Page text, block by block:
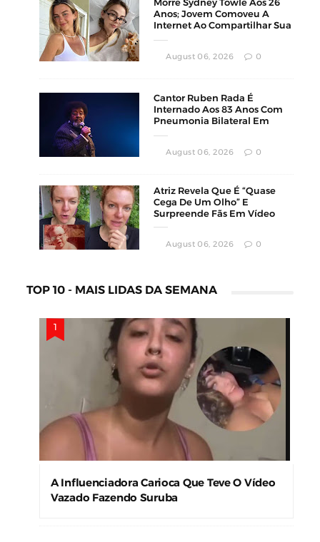
Morre Sydney Towle Aos 26
Anos; Jovem Comoveu A
Internet Ao Compartilhar Sua
August 06, 2026 0
Cantor Ruben Rada É
Internado Aos 83 Anos Com
Pneumonia Bilateral Em
August 06, 2026 0
Atriz Revela Que É “Quase
Cega De Um Olho” E
Surpreende Fãs Em Vídeo
August 06, 2026 0
TOP 10 - MAIS LIDAS DA SEMANA
A Influenciadora Carioca Que Teve O Vídeo
Vazado Fazendo Suruba